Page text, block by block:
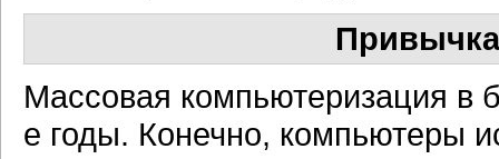
Массовая компьютеризация в
е годы. Конечно, компьютеры